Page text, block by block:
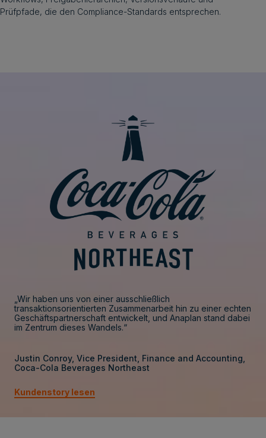
Prüfpfade, die den Compliance-Standards entsprechen.
„Wir haben uns von einer ausschließlich
transaktionsorientierten Zusammenarbeit hin zu einer echten
Geschäftspartnerschaft entwickelt, und Anaplan stand dabei
im Zentrum dieses Wandels.“
Justin Conroy, Vice President, Finance and Accounting,
Coca-Cola Beverages Northeast
Kundenstory lesen